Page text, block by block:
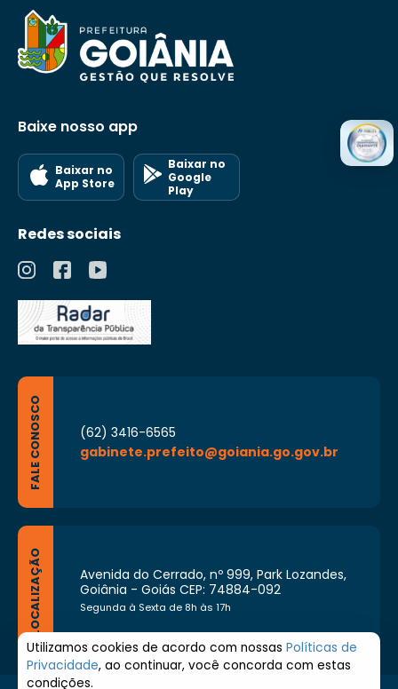
Baixe nosso app
Baixar no
App Store
Baixar no
Google
Play
Redes sociais
FALE CONOSCO
(62) 3416-6565
gabinete.prefeito@goiania.go.gov.br
LOCALIZAÇÃO
Avenida do Cerrado, nº 999, Park Lozandes,
Goiânia - Goiás CEP: 74884-092
Segunda à Sexta de 8h às 17h
Utilizamos cookies de acordo com nossas Políticas de
Privacidade, ao continuar, você concorda com estas
condições.